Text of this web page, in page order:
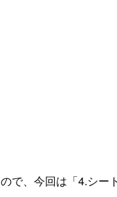
、今回は「4.シー